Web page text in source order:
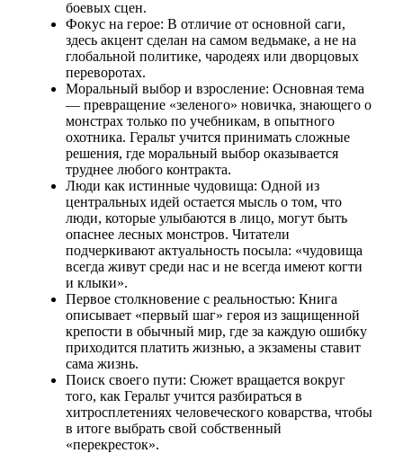
боевых сцен.
Фокус на герое: В отличие от основной саги,
здесь акцент сделан на самом ведьмаке, а не на
глобальной политике, чародеях или дворцовых
переворотах.
Моральный выбор и взросление: Основная тема
— превращение «зеленого» новичка, знающего о
монстрах только по учебникам, в опытного
охотника. Геральт учится принимать сложные
решения, где моральный выбор оказывается
труднее любого контракта.
Люди как истинные чудовища: Одной из
центральных идей остается мысль о том, что
люди, которые улыбаются в лицо, могут быть
опаснее лесных монстров. Читатели
подчеркивают актуальность посыла: «чудовища
всегда живут среди нас и не всегда имеют когти
и клыки».
Первое столкновение с реальностью: Книга
описывает «первый шаг» героя из защищенной
крепости в обычный мир, где за каждую ошибку
приходится платить жизнью, а экзамены ставит
сама жизнь.
Поиск своего пути: Сюжет вращается вокруг
того, как Геральт учится разбираться в
хитросплетениях человеческого коварства, чтобы
в итоге выбрать свой собственный
«перекресток».